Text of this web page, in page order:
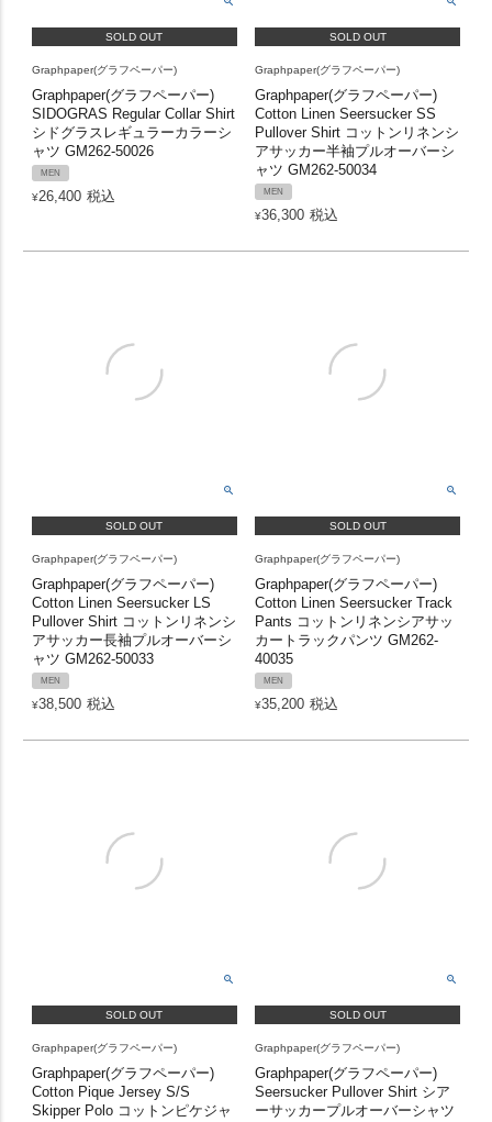
SOLD OUT
Graphpaper(グラフペーパー)
Graphpaper(グラフペーパー)
SIDOGRAS Regular Collar Shirt
シドグラスレギュラーカラーシ
ャツ GM262-50026
MEN
¥26,400 税込
SOLD OUT
Graphpaper(グラフペーパー)
Graphpaper(グラフペーパー)
Cotton Linen Seersucker SS
Pullover Shirt コットンリネンシ
アサッカー半袖プルオーバーシ
ャツ GM262-50034
MEN
¥36,300 税込
SOLD OUT
Graphpaper(グラフペーパー)
Graphpaper(グラフペーパー)
Cotton Linen Seersucker LS
Pullover Shirt コットンリネンシ
アサッカー長袖プルオーバーシ
ャツ GM262-50033
MEN
¥38,500 税込
SOLD OUT
Graphpaper(グラフペーパー)
Graphpaper(グラフペーパー)
Cotton Linen Seersucker Track
Pants コットンリネンシアサッ
カートラックパンツ GM262-
40035
MEN
¥35,200 税込
SOLD OUT
Graphpaper(グラフペーパー)
Graphpaper(グラフペーパー)
Cotton Pique Jersey S/S
Skipper Polo コットンピケジャ
SOLD OUT
Graphpaper(グラフペーパー)
Graphpaper(グラフペーパー)
Seersucker Pullover Shirt シア
ーサッカープルオーバーシャツ